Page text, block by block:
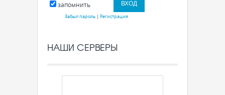
запомнить
Забыл пароль| Регистрация
НАШИ СЕРВЕРЫ